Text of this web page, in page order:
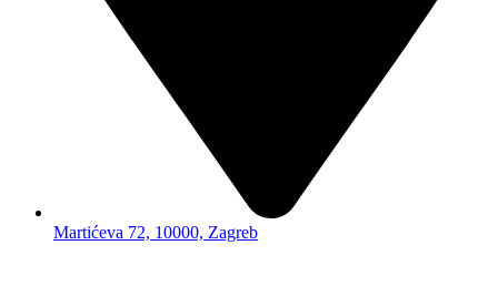
Martićeva 72, 10000, Zagreb